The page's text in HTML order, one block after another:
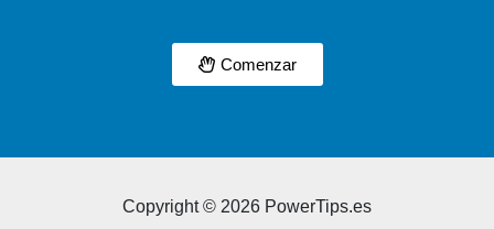
Comenzar
Copyright © 2026 PowerTips.es